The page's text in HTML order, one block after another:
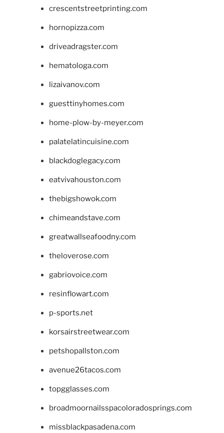
crescentstreetprinting.com
hornopizza.com
driveadragster.com
hematologa.com
lizaivanov.com
guesttinyhomes.com
home-plow-by-meyer.com
palatelatincuisine.com
blackdoglegacy.com
eatvivahouston.com
thebigshowok.com
chimeandstave.com
greatwallseafoodny.com
theloverose.com
gabriovoice.com
resinflowart.com
p-sports.net
korsairstreetwear.com
petshopallston.com
avenue26tacos.com
topgglasses.com
broadmoornailsspacoloradosprings.com
missblackpasadena.com